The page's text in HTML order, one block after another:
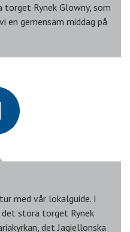
Rynek Glowny, som
en gemensam middag på
med vår lokalguide. I
stora torget Rynek
det Jagiellonska